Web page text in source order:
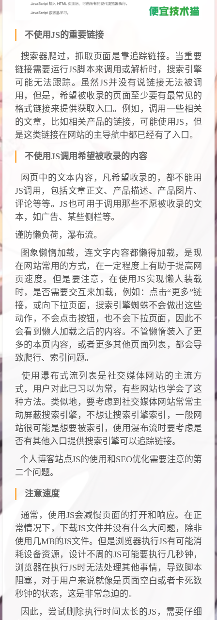
不使用JS的重要链接
搜索器爬过，抓取页面是靠追踪链接。当重要
链接需要运行JS脚本来调用或解析时，搜索引擎
可能无法跟踪。虽然JS并没有说链接无法被调
用，但是，希望被收录的页面至少要有最常见的
格式链接来提供获取入口。例如，调用一些相关
的文章，比如相关产品的链接，可能使用JS，但
是这类链接在网站的主导航中都已经有了入口。
不使用JS调用希望被收录的内容
网页中的文本内容，凡希望收录的，都不能用
JS调用，包括文章正文、产品描述、产品图片、
评论等等。JS也可用于调用那些不愿被收录的文
本，如广告、某些侧栏等。
谨防懒负荷，瀑布流。
图象懒惰加载，连文字内容都懒得加载，是现
在网站常用的方式，在一定程度上有助于提高网
页速度。但是要注意，在使用JS实现懒人装载
时，是否需要交互来加载，例如：点击“更多”链
接，或向下拉页面，搜索引擎蜘蛛不会做出这些
动作，不会点击按钮，也不会下拉页面，因此不
会看到懒人加载之后的内容。不管懒惰装入了更
多的本页内容，或者更多其他页面列表，都会导
致爬行、索引问题。
使用瀑布式流列表是社交媒体网站的主流方
式，用户对此已习以为常，有些网站也学会了这
种方法。类似地，要考虑到社交媒体网站常常主
动屏蔽搜索引擎，不想让搜索引擎索引，一般网
站很可能是想要被索引，使用瀑布流时要考虑是
否有其他入口提供搜索引擎可以追踪链接。
个人博客站点JS的使用和SEO优化需要注意的第
二个问题。
注意速度
通常，使用JS会减慢页面的打开和响应。在正
常情况下，下载JS文件并没有什么大问题，除非
使用几MB的JS文件。但是浏览器执行JS有可能消
耗设备资源，设计不周的JS可能要执行几秒钟，
浏览器在执行JS时无法处理其他事情，导致脚本
阻塞，对于用户来说就像是页面空白或者卡死数
秒钟的状态，这是非常急迫的。
因此，尝试删除执行时间太长的JS，需要仔细